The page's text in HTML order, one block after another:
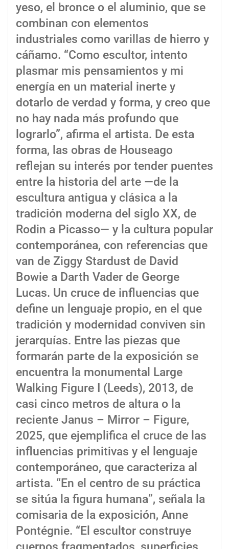
yeso, el bronce o el aluminio, que se
combinan con elementos
industriales como varillas de hierro y
cáñamo. “Como escultor, intento
plasmar mis pensamientos y mi
energía en un material inerte y
dotarlo de verdad y forma, y creo que
no hay nada más profundo que
lograrlo”, afirma el artista. De esta
forma, las obras de Houseago
reflejan su interés por tender puentes
entre la historia del arte —de la
escultura antigua y clásica a la
tradición moderna del siglo XX, de
Rodin a Picasso— y la cultura popular
contemporánea, con referencias que
van de Ziggy Stardust de David
Bowie a Darth Vader de George
Lucas. Un cruce de influencias que
define un lenguaje propio, en el que
tradición y modernidad conviven sin
jerarquías. Entre las piezas que
formarán parte de la exposición se
encuentra la monumental Large
Walking Figure I (Leeds), 2013, de
casi cinco metros de altura o la
reciente Janus – Mirror – Figure,
2025, que ejemplifica el cruce de las
influencias primitivas y el lenguaje
contemporáneo, que caracteriza al
artista. “En el centro de su práctica
se sitúa la figura humana”, señala la
comisaria de la exposición, Anne
Pontégnie. “El escultor construye